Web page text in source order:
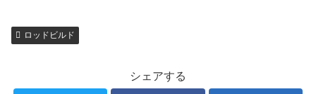
ロッドビルド
シェアする